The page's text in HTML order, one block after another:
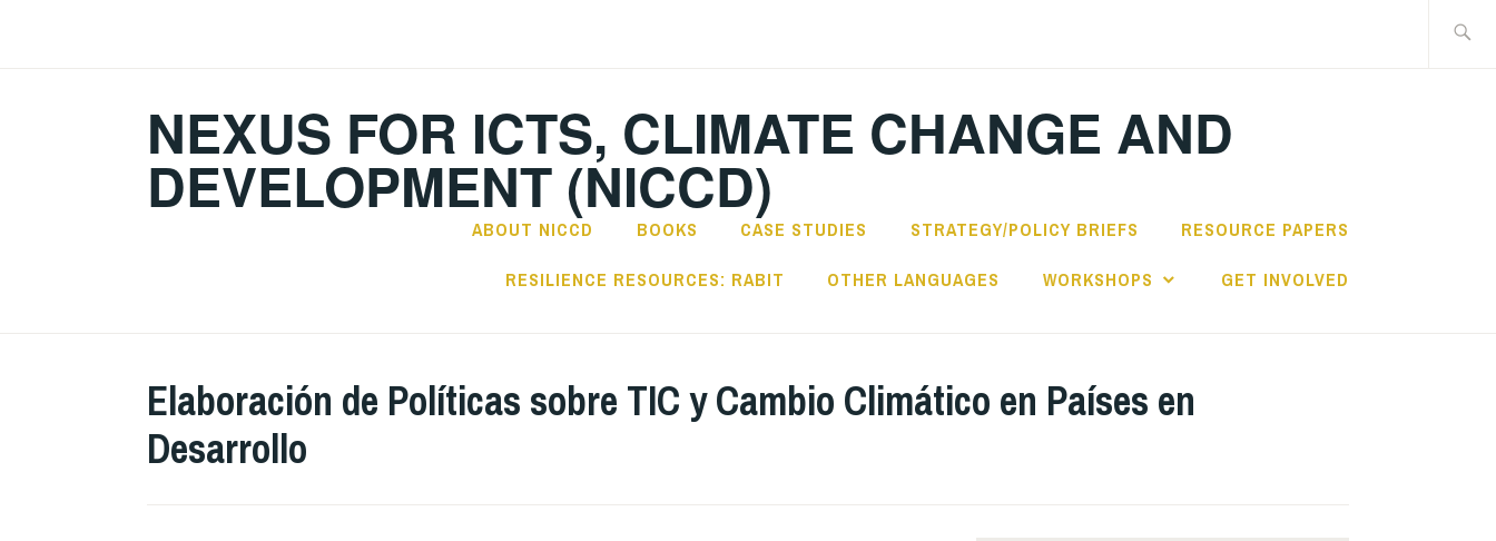
NEXUS FOR ICTS, CLIMATE CHANGE AND
DEVELOPMENT (NICCD)
ABOUT NICCD BOOKS CASE STUDIES STRATEGY/POLICY BRIEFS RESOURCE PAPERS
RESILIENCE RESOURCES: RABIT OTHER LANGUAGES WORKSHOPS GET INVOLVED
Elaboración de Políticas sobre TIC y Cambio Climático en Países en
Desarrollo